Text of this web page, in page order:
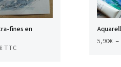
fines en
Plage
TTC
5,90€ –